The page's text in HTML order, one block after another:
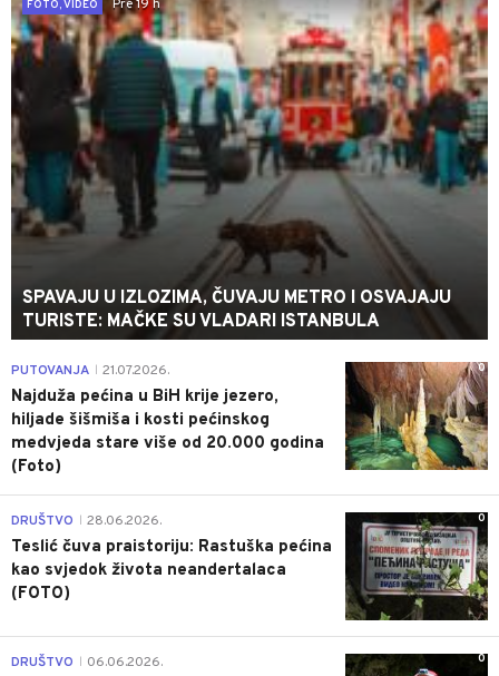
FOTO, VIDEO
Pre 19 h
SPAVAJU U IZLOZIMA, ČUVAJU METRO I OSVAJAJU
TURISTE: MAČKE SU VLADARI ISTANBULA
0
PUTOVANJA 21.07.2026.
Najduža pećina u BiH krije jezero,
hiljade šišmiša i kosti pećinskog
medvjeda stare više od 20.000 godina
(Foto)
0
DRUŠTVO 28.06.2026.
Teslić čuva praistoriju: Rastuška pećina
kao svjedok života neandertalaca
(FOTO)
0
DRUŠTVO 06.06.2026.